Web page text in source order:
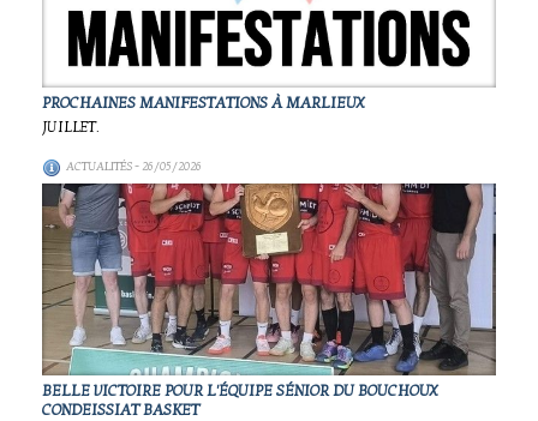
PROCHAINES MANIFESTATIONS À MARLIEUX
JUILLET.
ACTUALITÉS- 26/05/2026
BELLE VICTOIRE POUR L'ÉQUIPE SÉNIOR DU BOUCHOUX
CONDEISSIAT BASKET